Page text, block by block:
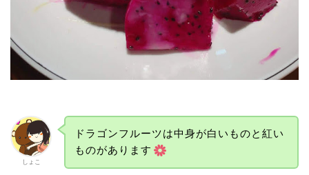
しょこ
ドラゴンフルーツは中身が白いものと紅い
ものがあります